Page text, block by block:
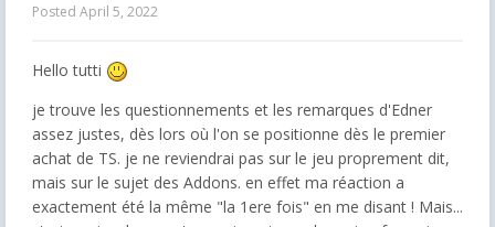
Posted April 5, 2022
Hello tutti
je trouve les questionnements et les remarques d'Edner
assez justes, dès lors où l'on se positionne dès le premier
achat de TS. je ne reviendrai pas sur le jeu proprement dit,
mais sur le sujet des Addons. en effet ma réaction a
exactement été la même "la 1ere fois" en me disant ! Mais...